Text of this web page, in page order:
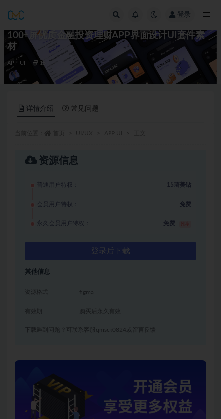
登录
100+屏优质金融投资理财APP界面设计UI套件素
材
APP UI 15
详情介绍 常见问题
资源信息
普通用户特权： 15琦美钻
会员用户特权： 免费
永久会员用户特权： 免费
登录后下载
其他信息
资源格式 figma
有效期 购买后永久有效
下载遇到问题？可联系客服qmsck0824或留言反馈